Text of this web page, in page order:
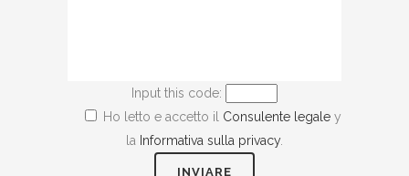
Input this code:
Ho letto e accetto il Consulente legaley
la Informativa sulla privacy.